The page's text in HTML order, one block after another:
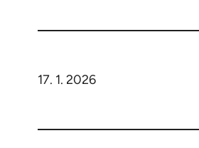
17. 1. 2026